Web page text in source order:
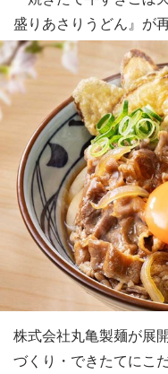
盛りあさりうどん』が
株式会社丸亀製麺が展
づくり・できたてにこ